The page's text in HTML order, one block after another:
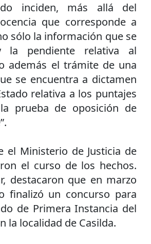
inciden, más allá del
que corresponde a
sólo la información que se
la pendiente relativa al
además el trámite de una
se encuentra a dictamen
relativa a los puntajes
prueba de oposición de
el Ministerio de Justicia de
el curso de los hechos.
destacaron que en marzo
finalizó un concurso para
de Primera Instancia del
la localidad de Casilda.